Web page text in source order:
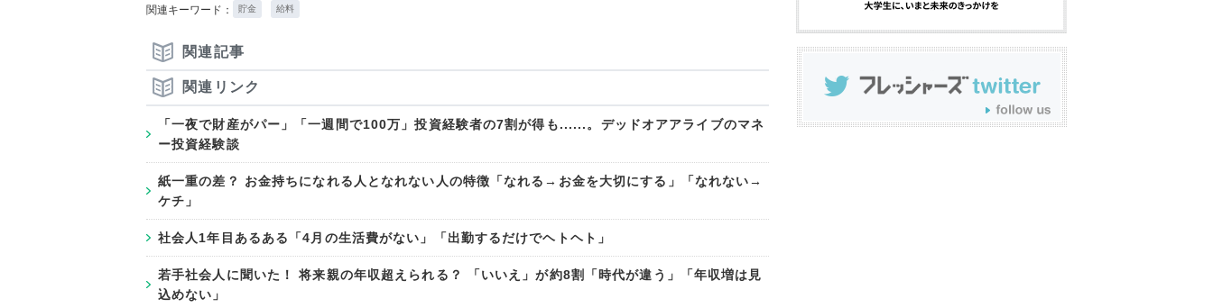
関連キーワード： 貯金 給料
関連記事
関連リンク
「一夜で財産がパー」「一週間で100万」投資経験者の7割が得も......。デッドオアアライブのマネ
ー投資経験談
紙一重の差？ お金持ちになれる人となれない人の特徴「なれる→お金を大切にする」「なれない→
ケチ」
社会人1年目あるある「4月の生活費がない」「出勤するだけでヘトヘト」
若手社会人に聞いた！ 将来親の年収超えられる？ 「いいえ」が約8割「時代が違う」「年収増は見
込めない」